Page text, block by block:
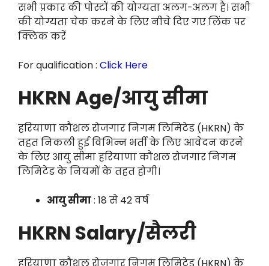
सभी प्रकार की पोस्टों की योग्यता अलग-अलग है। सभी
की योग्यता चेक करने के लिए नीचे दिए गए लिंक पर
क्लिक करें
For qualification : Click Here
HKRN Age/आयु सीमा
हरियाणा कौशल रोजगार निगम लिमिटेड (HKRN) के
तहत निकली हुई विभिन्न भर्ती के लिए आवेदन करने
के लिए आयु सीमा हरियाणा कौशल रोजगार निगम
लिमिटेड के नियमों के तहत होगी।
आयु सीमा: 18 से 42 वर्ष
HKRN Salary/सैलरी